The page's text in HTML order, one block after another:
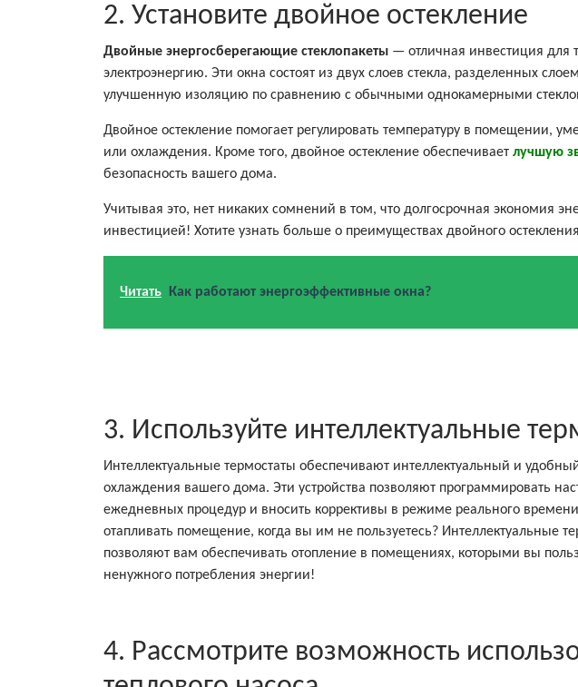
2. Установите двойное остекление
Двойные энергосберегающие стеклопакеты — отличная инвестиция для
электроэнергию. Эти окна состоят из двух слоев стекла, разделенных слоем
улучшенную изоляцию по сравнению с обычными однокамерными
Двойное остекление помогает регулировать температуру в помещении,
или охлаждения. Кроме того, двойное остекление обеспечивает лучшую
безопасность вашего дома.
Учитывая это, нет никаких сомнений в том, что долгосрочная экономия
инвестицией! Хотите узнать больше о преимуществах двойного
Читать Как работают энергоэффективные окна?
3. Используйте интеллектуальные
Интеллектуальные термостаты обеспечивают интеллектуальный и
охлаждения вашего дома. Эти устройства позволяют программировать
ежедневных процедур и вносить коррективы в режиме реального
отапливать помещение, когда вы им не пользуетесь? Интеллектуальные
позволяют вам обеспечивать отопление в помещениях, которыми вы
ненужного потребления энергии!
4. Рассмотрите возможность